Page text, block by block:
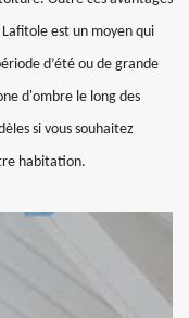
est un moyen qui
d’été ou de grande
d'ombre le long des
si vous souhaitez
habitation.